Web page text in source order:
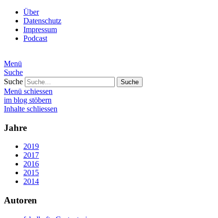
Über
Datenschutz
Impressum
Podcast
Menü
Suche
Suche
Menü schiessen
im blog stöbern
Inhalte schliessen
Jahre
2019
2017
2016
2015
2014
Autoren